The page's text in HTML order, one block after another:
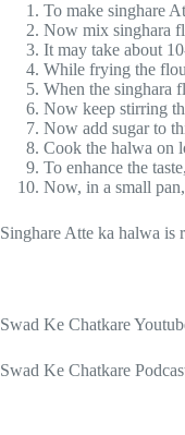
To make singhare
Now mix singhara
It may take about
While frying the
When the singhara
Now keep stirring
Now add sugar to
Cook the halwa on
To enhance the
Now, in a small
Singhare Atte ka halwa is
Swad Ke Chatkare
Swad Ke Chatkare